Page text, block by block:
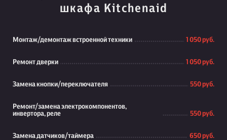
шкафа Kitchenaid
Монтаж/демонтаж встроенной техники 1 050 руб.
Ремонт дверки 1 050 руб.
Замена кнопки/переключателя 550 руб.
Ремонт/замена электрокомпонентов,
инвертора, реле
550 руб.
Замена датчиков/таймера 650 руб.